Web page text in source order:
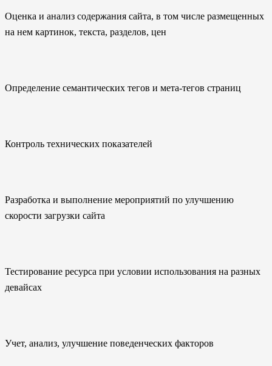
Оценка и анализ содержания сайта, в том числе размещенных
на нем картинок, текста, разделов, цен
Определение семантических тегов и мета-тегов страниц
Контроль технических показателей
Разработка и выполнение мероприятий по улучшению
скорости загрузки сайта
Тестирование ресурса при условии использования на разных
девайсах
Учет, анализ, улучшение поведенческих факторов